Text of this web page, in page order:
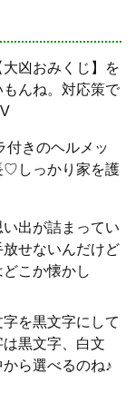
凶おみくじ】を
んね。対応策で
付きのヘルメッ
♡しっかり家を護
い出が詰まってい
せないんだけど
こか懐かし
を黒文字にして
黒文字、白文
ら選べるのね♪